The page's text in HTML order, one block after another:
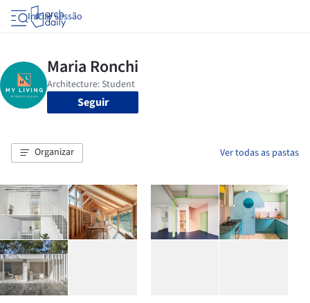
Iniciar sessão
Seguir
Organizar Ver todas as pastas